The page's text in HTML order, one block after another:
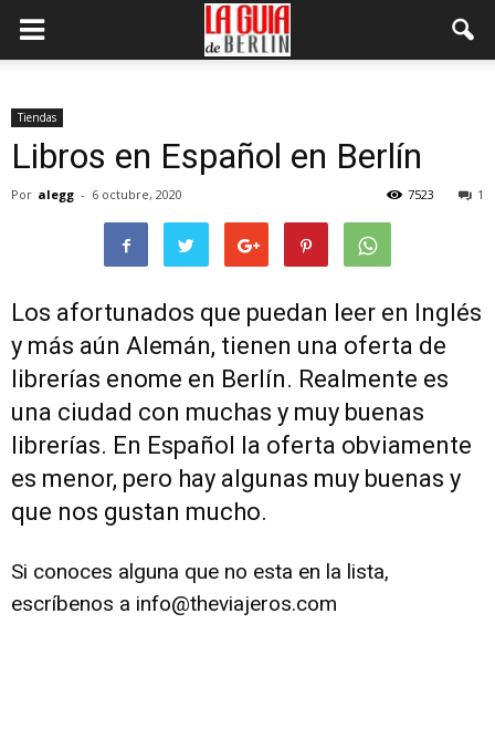
Tiendas
Libros en Español en Berlín
Por alegg - 6 octubre, 2020 1
7523
Los afortunados que puedan leer en Inglés
y más aún Alemán, tienen una oferta de
librerías enome en Berlín. Realmente es
una ciudad con muchas y muy buenas
librerías. En Español la oferta obviamente
es menor, pero hay algunas muy buenas y
que nos gustan mucho.
Si conoces alguna que no esta en la lista,
escríbenos a info@theviajeros.com